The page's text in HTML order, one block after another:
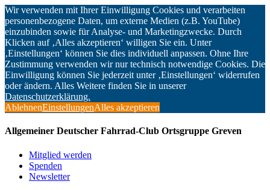
Wir verwenden mit Ihrer Einwilligung Cookies und verarbeiten
personenbezogene Daten, um externe Medien (z.B. YouTube)
einzubinden sowie für Analyse- und Marketingzwecke. Durch
Klicken auf ‚Alles akzeptieren‘ willigen Sie ein. Unter
‚Einstellungen‘ können Sie dies individuell anpassen. Ohne Ihre
Zustimmung verwenden wir nur technisch notwendige Cookies. Die
Einwilligung können Sie jederzeit unter ‚Einstellungen‘ widerrufen
oder ändern. Alles Weitere finden Sie in unserer
Datenschutzerklärung.
AblehnenEinstellungenAlles akzeptieren
Allgemeiner Deutscher Fahrrad-Club Ortsgruppe Greven
Mitglied werden
Spenden
Newsletter